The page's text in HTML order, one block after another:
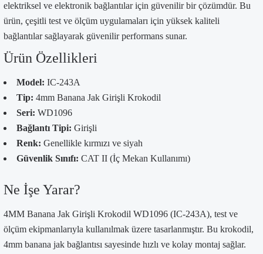
elektriksel ve elektronik bağlantılar için güvenilir bir çözümdür. Bu
ürün, çeşitli test ve ölçüm uygulamaları için yüksek kaliteli
bağlantılar sağlayarak güvenilir performans sunar.
Ürün Özellikleri
Model: IC-243A
Tip: 4mm Banana Jak Girişli Krokodil
Seri: WD1096
Bağlantı Tipi: Girişli
Renk: Genellikle kırmızı ve siyah
Güvenlik Sınıfı: CAT II (İç Mekan Kullanımı)
Ne İşe Yarar?
4MM Banana Jak Girişli Krokodil WD1096 (IC-243A), test ve
ölçüm ekipmanlarıyla kullanılmak üzere tasarlanmıştır. Bu krokodil,
4mm banana jak bağlantısı sayesinde hızlı ve kolay montaj sağlar.